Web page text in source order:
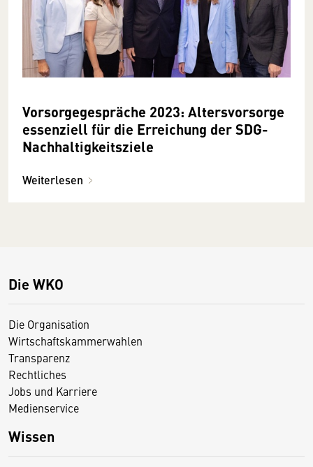
Vorsorgegespräche 2023: Altersvorsorge
essenziell für die Erreichung der SDG-
Nachhaltigkeitsziele
Weiterlesen
Die WKO
Die Organisation
Wirtschaftskammerwahlen
Transparenz
Rechtliches
Jobs und Karriere
Medienservice
Wissen